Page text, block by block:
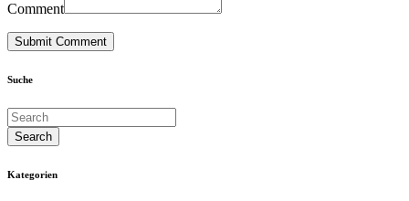
Comment
Suche
Kategorien